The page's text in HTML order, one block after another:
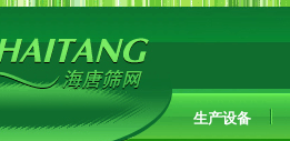
生产设备